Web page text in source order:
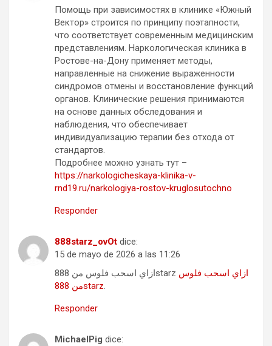
Помощь при зависимостях в клинике «Южный
Вектор» строится по принципу поэтапности,
что соответствует современным медицинским
представлениям. Наркологическая клиника в
Ростове-на-Дону применяет методы,
направленные на снижение выраженности
синдромов отмены и восстановление функций
органов. Клинические решения принимаются
на основе данных обследования и
наблюдения, что обеспечивает
индивидуализацию терапии без отхода от
стандартов.
Подробнее можно узнать тут –
https://narkologicheskaya-klinika-v-
rnd19.ru/narkologiya-rostov-kruglosutochno
Responder
888starz_ovOt dice:
15 de mayo de 2026 a las 11:26
ازاي اسحب فلوس من 888starz ازاي اسحب فلوس
من 888starz.
Responder
MichaelPig dice: